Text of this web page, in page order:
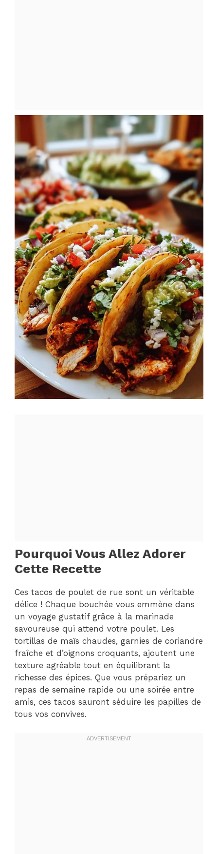
Pourquoi Vous Allez Adorer
Cette Recette
Ces tacos de poulet de rue sont un véritable
délice ! Chaque bouchée vous emmène dans
un voyage gustatif grâce à la marinade
savoureuse qui attend votre poulet. Les
tortillas de maïs chaudes, garnies de coriandre
fraîche et d’oignons croquants, ajoutent une
texture agréable tout en équilibrant la
richesse des épices. Que vous prépariez un
repas de semaine rapide ou une soirée entre
amis, ces tacos sauront séduire les papilles de
tous vos convives.